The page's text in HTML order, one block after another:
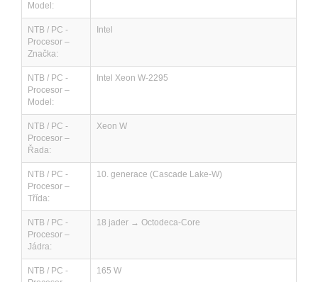
Model:
NTB / PC -
Procesor –
Značka:
Intel
NTB / PC -
Procesor –
Model:
Intel Xeon W-2295
NTB / PC -
Procesor –
Řada:
Xeon W
NTB / PC -
Procesor –
Třída:
10. generace (Cascade Lake-W)
NTB / PC -
Procesor –
Jádra:
18 jader → Octodeca-Core
NTB / PC -
165 W